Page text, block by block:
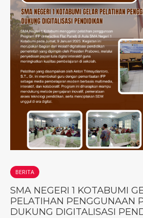
BERITA
SMA NEGERI 1 KOTABUMI
PELATIHAN PENGGUNAAN
DUKUNG DIGITALISASI